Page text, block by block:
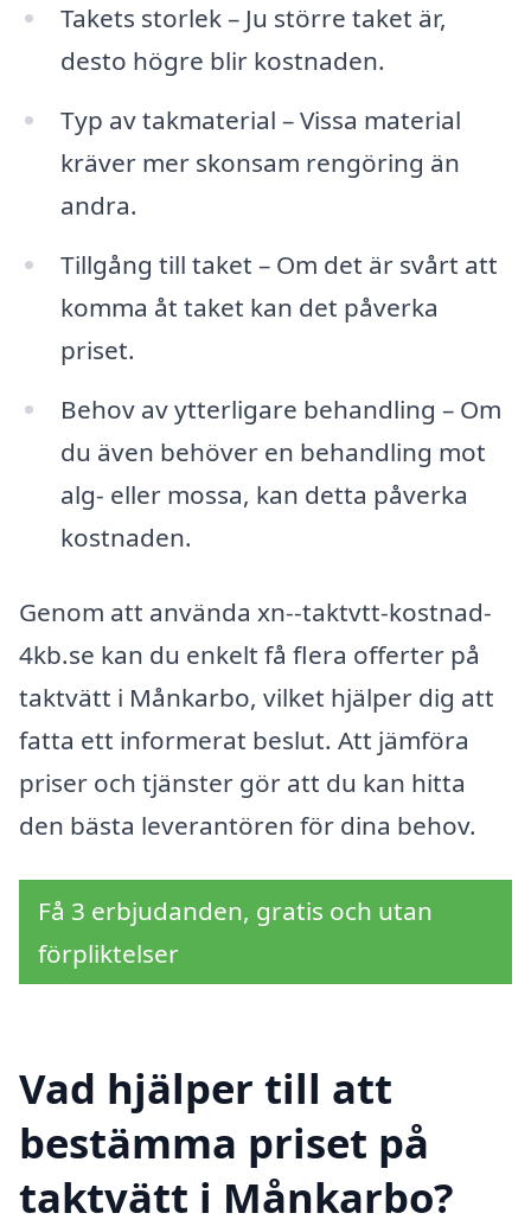
Takets storlek – Ju större taket är,
desto högre blir kostnaden.
Typ av takmaterial – Vissa material
kräver mer skonsam rengöring än
andra.
Tillgång till taket – Om det är svårt att
komma åt taket kan det påverka
priset.
Behov av ytterligare behandling – Om
du även behöver en behandling mot
alg- eller mossa, kan detta påverka
kostnaden.
Genom att använda xn--taktvtt-kostnad-
4kb.se kan du enkelt få flera offerter på
taktvätt i Månkarbo, vilket hjälper dig att
fatta ett informerat beslut. Att jämföra
priser och tjänster gör att du kan hitta
den bästa leverantören för dina behov.
Få 3 erbjudanden, gratis och utan
förpliktelser
Vad hjälper till att
bestämma priset på
taktvätt i Månkarbo?